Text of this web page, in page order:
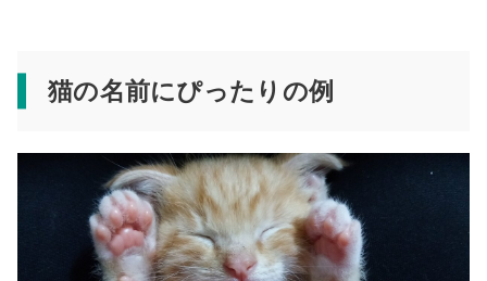
猫の名前にぴったりの例